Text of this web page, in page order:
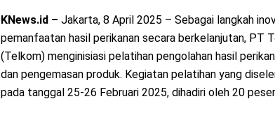
KNews.id – Jakarta, 8 April 2025 – Sebagai langkah
pemanfaatan hasil perikanan secara berkelanjutan, PT
(Telkom) menginisiasi pelatihan pengolahan hasil
dan pengemasan produk. Kegiatan pelatihan yang
pada tanggal 25-26 Februari 2025, dihadiri oleh 20